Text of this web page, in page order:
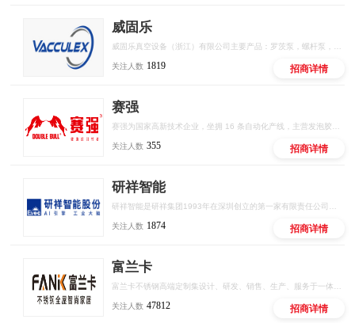
威固乐
关注人数 1819 招商详情
赛强
关注人数 355 招商详情
研祥智能
关注人数 1874 招商详情
富兰卡
关注人数 47812 招商详情